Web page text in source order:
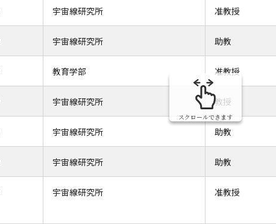
宇宙線研究所 准教授
宇宙線研究所 助教
教育学部 准教授
宇宙線研究所 教授
宇宙線研究所 助教
宇宙線研究所 助教
宇宙線研究所 准教授
スクロールできます